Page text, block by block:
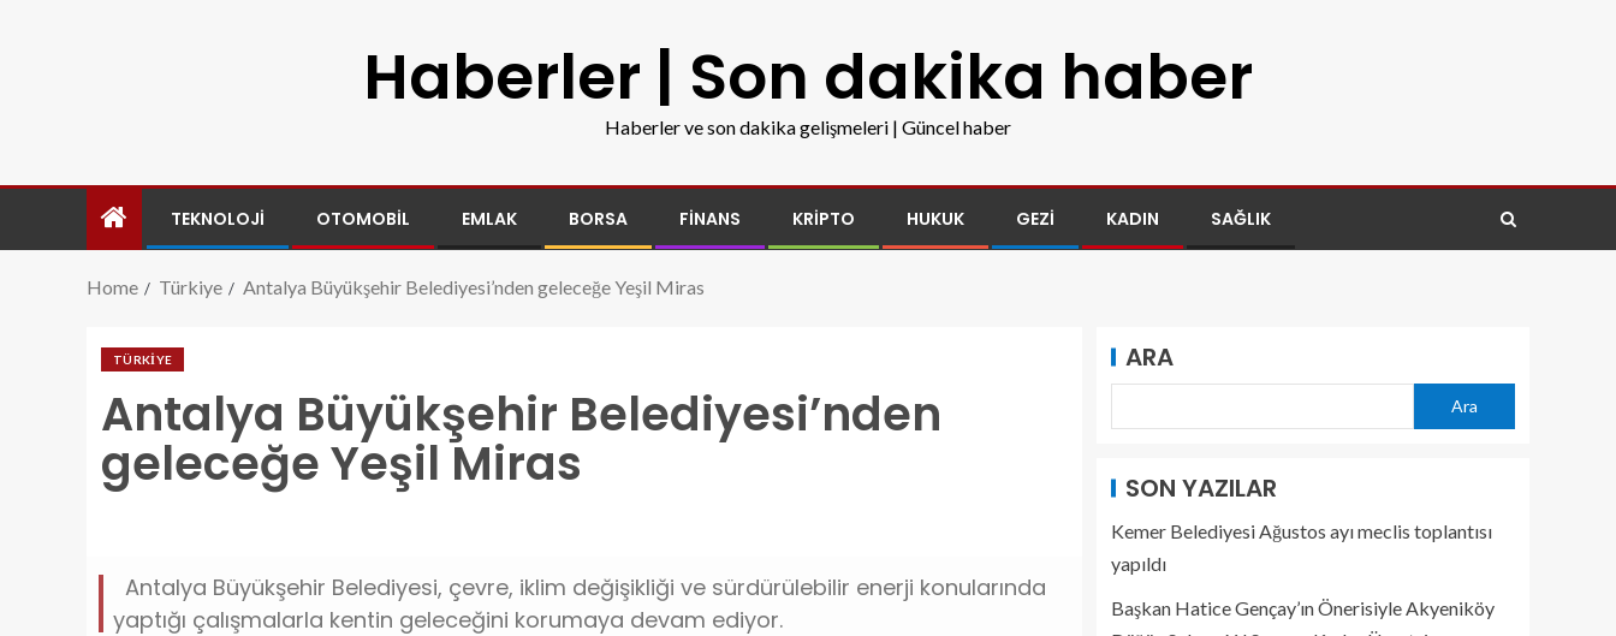
Haberler | Son dakika haber
Haberler ve son dakika gelişmeleri | Güncel haber
TEKNOLOJI OTOMOBIL EMLAK BORSA FINANS KRIPTO HUKUK GEZI KADIN SAĞLIK
Home Türkiye Antalya Büyükşehir Belediyesi’nden geleceğe Yeşil Miras
TÜRKIYE
Antalya Büyükşehir Belediyesi’nden
geleceğe Yeşil Miras
Antalya Büyükşehir Belediyesi, çevre, iklim değişikliği ve sürdürülebilir enerji konularında
yaptığı çalışmalarla kentin geleceğini korumaya devam ediyor.
ARA
Ara
SON YAZILAR
Kemer Belediyesi Ağustos ayı meclis toplantısı
yapıldı
Başkan Hatice Gençay’ın Önerisiyle Akyeniköy